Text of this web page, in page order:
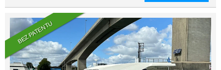
BEZ PATENTU